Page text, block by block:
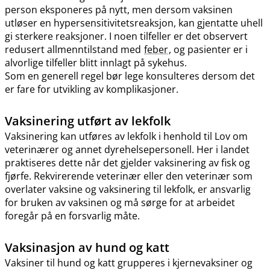
person eksponeres på nytt, men dersom vaksinen
utløser en hypersensitivitetsreaksjon, kan gjentatte uhell
gi sterkere reaksjoner. I noen tilfeller er det observert
redusert allmenntilstand med feber, og pasienter er i
alvorlige tilfeller blitt innlagt på sykehus.
Som en generell regel bør lege konsulteres dersom det
er fare for utvikling av komplikasjoner.
Vaksinering utført av lekfolk
Vaksinering kan utføres av lekfolk i henhold til Lov om
veterinærer og annet dyrehelsepersonell. Her i landet
praktiseres dette når det gjelder vaksinering av fisk og
fjørfe. Rekvirerende veterinær eller den veterinær som
overlater vaksine og vaksinering til lekfolk, er ansvarlig
for bruken av vaksinen og må sørge for at arbeidet
foregår på en forsvarlig måte.
Vaksinasjon av hund og katt
Vaksiner til hund og katt grupperes i kjernevaksiner og